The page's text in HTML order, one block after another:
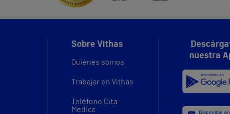
Sobre Vithas
Quiénes somos
Trabajar en Vithas
Teléfono Cita
Médica
nuestra